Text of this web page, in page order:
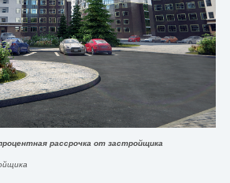
рассрочка от застройщика